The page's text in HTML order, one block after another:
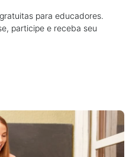
para educadores.
participe e receba seu